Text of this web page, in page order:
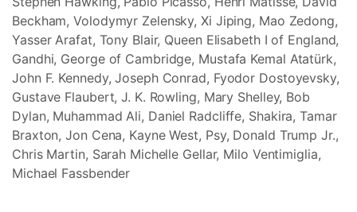
Beckham, Volodymyr Zelensky, Xi Jiping, Mao Zedong,
Yasser Arafat, Tony Blair, Queen Elisabeth I of England,
Gandhi, George of Cambridge, Mustafa Kemal Atatürk,
John F. Kennedy, Joseph Conrad, Fyodor Dostoyevsky,
Gustave Flaubert, J. K. Rowling, Mary Shelley, Bob
Dylan, Muhammad Ali, Daniel Radcliffe, Shakira, Tamar
Braxton, Jon Cena, Kayne West, Psy, Donald Trump Jr.,
Chris Martin, Sarah Michelle Gellar, Milo Ventimiglia,
Michael Fassbender